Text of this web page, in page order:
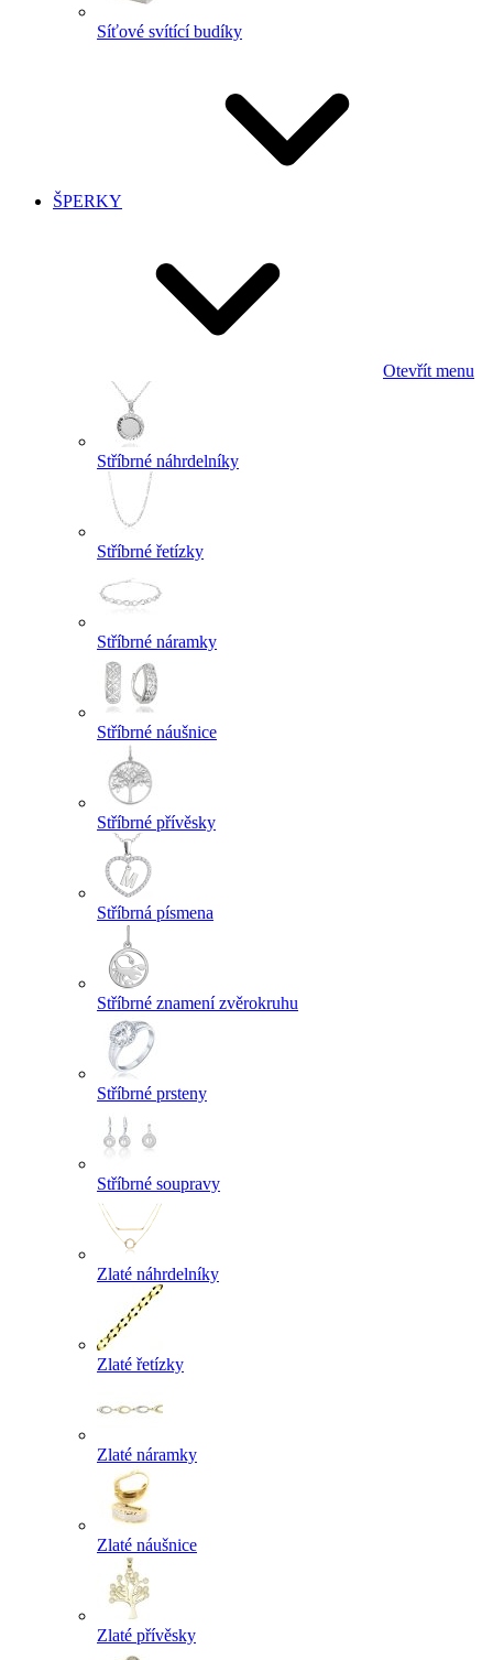
Síťové svítící budíky
ŠPERKY
Otevřít menu
Stříbrné náhrdelníky
Stříbrné řetízky
Stříbrné náramky
Stříbrné náušnice
Stříbrné přívěsky
Stříbrná písmena
Stříbrné znamení zvěrokruhu
Stříbrné prsteny
Stříbrné soupravy
Zlaté náhrdelníky
Zlaté řetízky
Zlaté náramky
Zlaté náušnice
Zlaté přívěsky